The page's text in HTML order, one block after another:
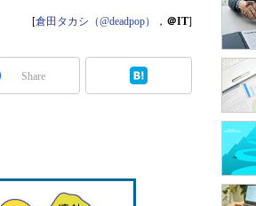
Database Expert
Master of IP Network
Security & Trust
[倉田タカシ（@deadpop） ， ＠IT]
Share